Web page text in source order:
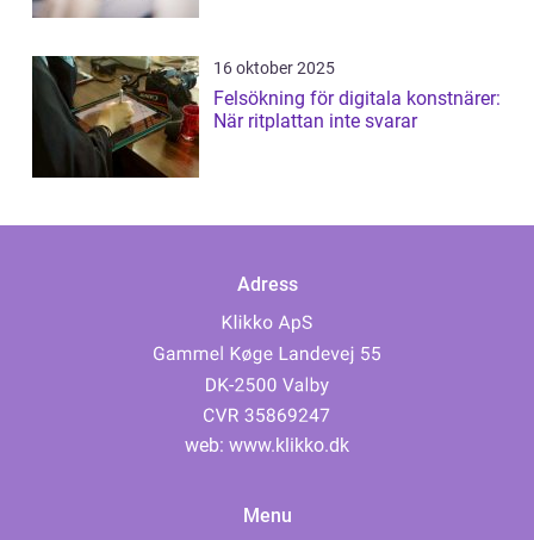
16 oktober 2025
Felsökning för digitala konstnärer:
När ritplattan inte svarar
Adress
web: www.klikko.dk
Menu